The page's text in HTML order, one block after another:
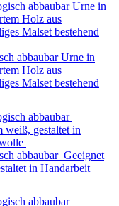
abbaubar Urne in
Holz aus
Malset bestehend
abbaubar Geeignet
in Handarbeit